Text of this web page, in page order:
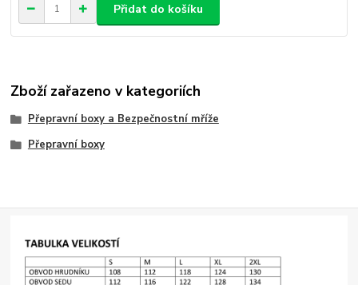
Přidat do košíku
Zboží zařazeno v kategoriích
Přepravní boxy a Bezpečnostní mříže
Přepravní boxy